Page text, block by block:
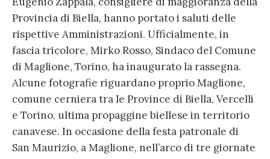
Provincia di Biella, hanno portato i saluti delle
rispettive Amministrazioni. Ufficialmente, in
fascia tricolore, Mirko Rosso, Sindaco del Comune
di Maglione, Torino, ha inaugurato la rassegna.
Alcune fotografie riguardano proprio Maglione,
comune cerniera tra le Province di Biella, Vercelli
e Torino, ultima propaggine biellese in territorio
canavese. In occasione della festa patronale di
San Maurizio, a Maglione, nell’arco di tre giornate